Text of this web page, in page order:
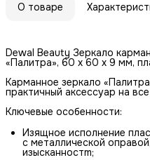
О товаре
Dewal Beauty Зеркало
«Палитра», 60 х 60 х 9 мм,
Карманное зеркало
практичный аксессуар на
Ключевые особенности:
Изящное исполнение
с металлической
изысканностm;